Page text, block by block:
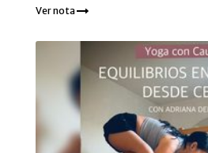
Ver nota